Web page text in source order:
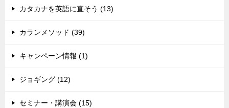
カタカナを英語に直そう (13)
カランメソッド (39)
キャンペーン情報 (1)
ジョギング (12)
セミナー・講演会 (15)